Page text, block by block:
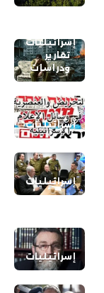
إسرائيليات
تقارير
ودراسات
إسرائيليات
إسرائيليات
إسرائيليات